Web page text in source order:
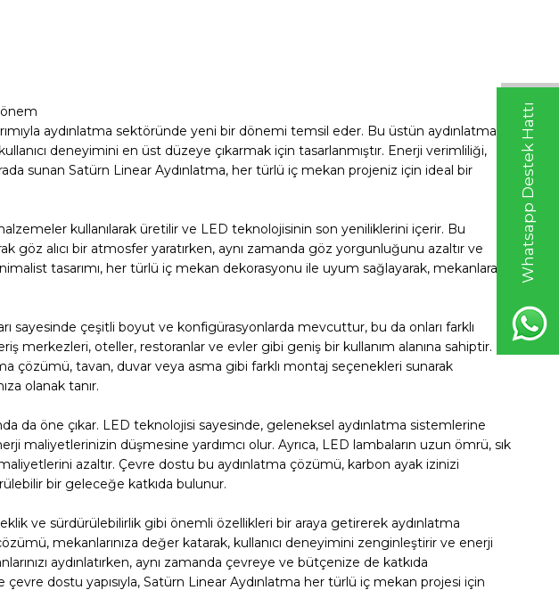
Whatsapp Destek Hattı
aydınlatma sektöründe yeni bir dönemi temsil eder. Bu üstün aydınlatma
deneyimini en üst düzeye çıkarmak için tasarlanmıştır. Enerji verimliliği,
sunan Satürn Linear Aydınlatma, her türlü iç mekan projeniz için ideal bir
kullanılarak üretilir ve LED teknolojisinin son yeniliklerini içerir. Bu
göz alıcı bir atmosfer yaratırken, aynı zamanda göz yorgunluğunu azaltır ve
tasarımı, her türlü iç mekan dekorasyonu ile uyum sağlayarak, mekanlara
sayesinde çeşitli boyut ve konfigürasyonlarda mevcuttur, bu da onları farklı
merkezleri, oteller, restoranlar ve evler gibi geniş bir kullanım alanına sahiptir.
çözümü, tavan, duvar veya asma gibi farklı montaj seçenekleri sunarak
olanak tanır.
da öne çıkar. LED teknolojisi sayesinde, geleneksel aydınlatma sistemlerine
maliyetlerinizin düşmesine yardımcı olur. Ayrıca, LED lambaların uzun ömrü, sık
azaltır. Çevre dostu bu aydınlatma çözümü, karbon ayak izinizi
bir geleceğe katkıda bulunur.
ve sürdürülebilirlik gibi önemli özellikleri bir araya getirerek aydınlatma
mekanlarınıza değer katarak, kullanıcı deneyimini zenginleştirir ve enerji
aydınlatırken, aynı zamanda çevreye ve bütçenize de katkıda
dostu yapısıyla, Satürn Linear Aydınlatma her türlü iç mekan projesi için